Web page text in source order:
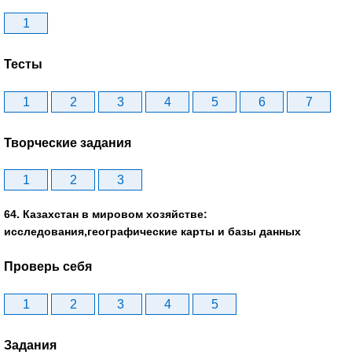
1
Тесты
1 2 3 4 5 6 7
Творческие задания
1 2 3
64. Казахстан в мировом хозяйстве:
исследования,географические карты и базы данных
Проверь себя
1 2 3 4 5
Задания